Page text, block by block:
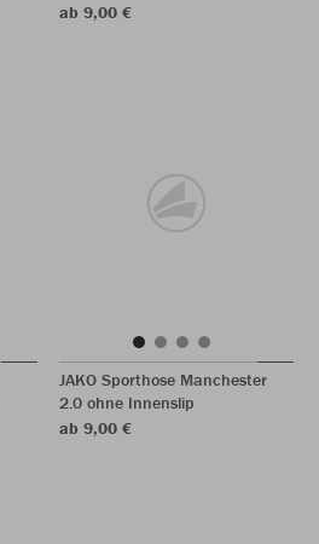
ab 9,00 €
JAKO Sporthose Manchester
2.0 ohne Innenslip
ab 9,00 €